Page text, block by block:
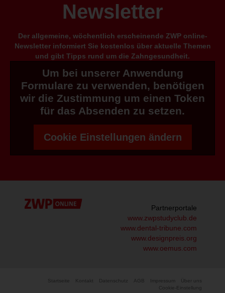
Newsletter
Der allgemeine, wöchentlich erscheinende ZWP online-
Newsletter informiert Sie kostenlos über aktuelle Themen
und gibt Tipps rund um die Zahngesundheit.
Um bei unserer Anwendung
Formulare zu verwenden, benötigen
wir die Zustimmung um einen Token
für das Absenden zu setzen.
Cookie Einstellungen ändern
Partnerportale
www.zwpstudyclub.de
www.dental-tribune.com
www.designpreis.org
www.oemus.com
Startseite Kontakt Datenschutz AGB Impressum
Über uns
Cookie-Einstellung